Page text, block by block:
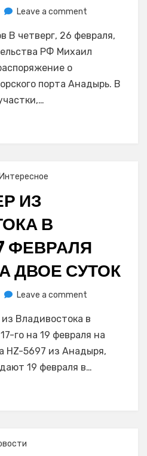
Leave a comment
РФ
расширило
порта
В четверг, 26 февраля,
РФ Михаил
о
порта Анадырь. В
Интересное
ИЗ
В
ФЕВРАЛЯ
ДВОЕ СУТОК
Leave a comment
из
Владивостока
в
17
Владивостока в
го на 19 февраля на
HZ-5697 из Анадыря,
19 февраля в…